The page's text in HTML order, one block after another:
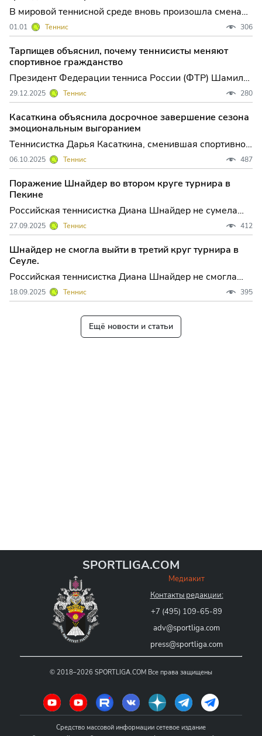
В мировой теннисной среде вновь произошла смена
спортивного гражданства: 19-летний Даниил Сарксян,
ранее выступавший под российским флагом, теперь
будет представлять Армению. Об этом
свидетельствуют данные, опубликованные на
официальном сайте Ассоциа
01.01 Теннис 306
Тарпищев объяснил, почему теннисисты меняют
спортивное гражданство
Президент Федерации тенниса России (ФТР) Шамиль
Тарпищев в разговоре с РИА Новости заявил, что
может понять спортсменов, которые меняют
спортивное гражданство, но не отка...
29.12.2025 Теннис 280
Касаткина объяснила досрочное завершение сезона
эмоциональным выгоранием
Теннисистка Дарья Касаткина, сменившая спортивное
гражданство с российского на австралийское,
объявила в соцсети X о досрочном завершении сезона
из-за эмоционального выгор...
06.10.2025 Теннис 487
Поражение Шнайдер во втором круге турнира в
Пекине
Российская теннисистка Диана Шнайдер не сумела
пробиться в третий круг турнира категории WTA 1000
в Пекине, призовой фонд которого составляет почти 9
млн долларов. В мат...
27.09.2025 Теннис 412
Шнайдер не смогла выйти в третий круг турнира в
Сеуле.
Российская теннисистка Диана Шнайдер не смогла
пробиться в третий раунд турнира категории WTA 500
в Сеуле, призовой фонд которого составляет более 1
18.09.2025 Теннис 395
Ещё новости и статьи
SPORTLIGA.COM
Медиакит
Контакты редакции:
+7 (495) 109-65-89
adv@sportliga.com
press@sportliga.com
© 2018–2026 SPORTLIGA.COM Все права защищены
Средство массовой информации сетевое издание